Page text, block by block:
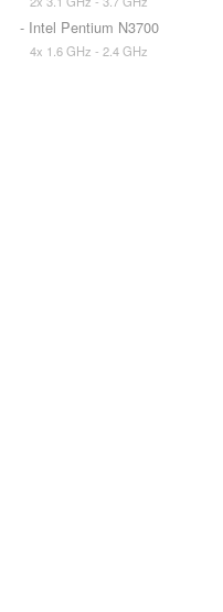
- Intel Pentium N3700
4x 1.6 GHz - 2.4 GHz